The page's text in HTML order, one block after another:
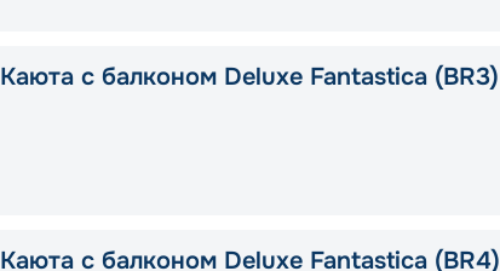
Каюта с балконом Deluxe Fantastica (BR3)
Каюта с балконом Deluxe Fantastica (BR4)